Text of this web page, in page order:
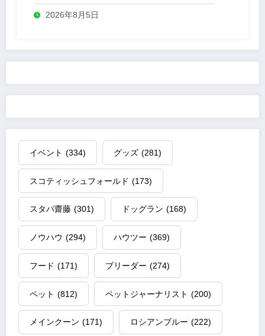
2026年8月5日
イベント (334) グッズ (281)
スコティッシュフォールド (173)
スタパ齋藤 (301) ドッグラン (168)
ノウハウ (294) ハウツー (369)
フード (171) ブリーダー (274)
ペット (812) ペットジャーナリスト (200)
メインクーン (171) ロシアンブルー (222)